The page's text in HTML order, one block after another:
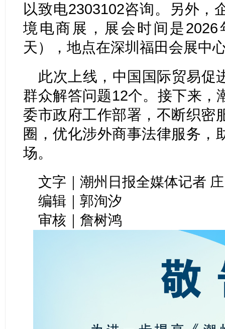
以致电2303102咨询。另外，
境电商展，展会时间是
天），地点在深圳福田会展中
此次上线，中国国际贸易促
群众解答问题12个。接下来，
委市政府工作部署，不断织密
圈，优化涉外商事法律服务，
场。
文字｜潮州日报全媒体记者
编辑｜郭洵汐
审核｜詹树鸿